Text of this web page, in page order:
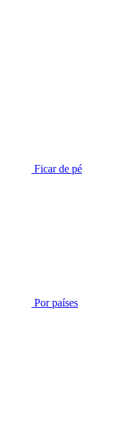
Ficar de pé
Por países